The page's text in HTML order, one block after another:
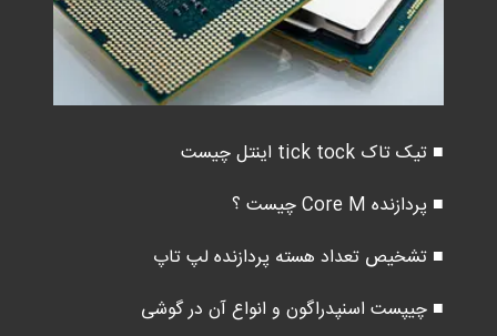
■ تیک تاک tick tock اینتل چیست
■ پردازنده Core M چیست ؟
■ تشخیص تعداد هسته پردازنده لپ تاپ
■ چیپست اسنپدراگون و انواع آن در گوشی